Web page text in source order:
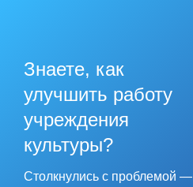
Знаете, как
улучшить работу
учреждения
культуры?
Столкнулись с проблемой —